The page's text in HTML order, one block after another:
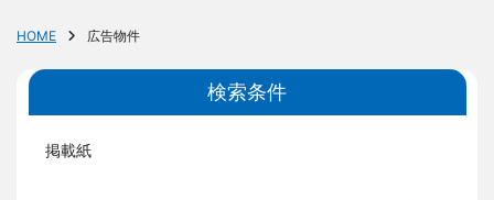
HOME 広告物件
検索条件
掲載紙